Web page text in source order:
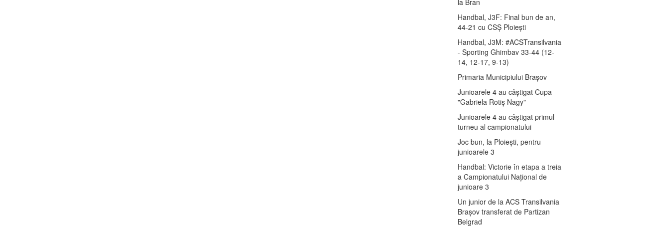
Handbal, J3F: Final bun de an,
44-21 cu CSȘ Ploiești
Handbal, J3M: #ACSTransilvania
- Sporting Ghimbav 33-44 (12-
14, 12-17, 9-13)
Primaria Municipiului Brașov
Junioarele 4 au câștigat Cupa
"Gabriela Rotiș Nagy"
Junioarele 4 au câștigat primul
turneu al campionatului
Joc bun, la Ploiești, pentru
junioarele 3
Handbal: Victorie în etapa a treia
a Campionatului Național de
junioare 3
Un junior de la ACS Transilvania
Brașov transferat de Partizan
Belgrad